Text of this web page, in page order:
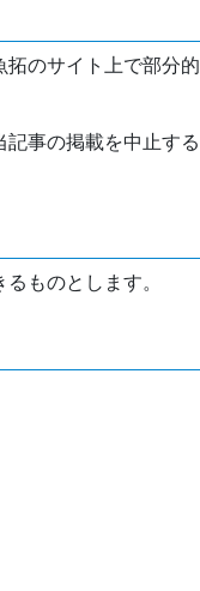
のサイト上で部分的
事の掲載を中止する
ものとします。